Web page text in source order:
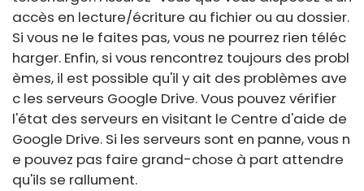
accès en lecture/écriture au fichier ou au dossier.
Si vous ne le faites pas, vous ne pourrez rien téléc
harger. Enfin, si vous rencontrez toujours des probl
èmes, il est possible qu'il y ait des problèmes ave
c les serveurs Google Drive. Vous pouvez vérifier
l'état des serveurs en visitant le Centre d'aide de
Google Drive. Si les serveurs sont en panne, vous n
e pouvez pas faire grand-chose à part attendre
qu'ils se rallument.